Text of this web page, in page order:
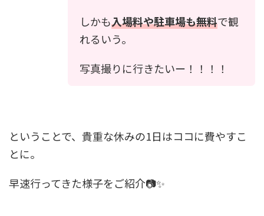
しかも入場料や駐車場も無料で観
れるいう。
写真撮りに行きたいー！！！！
ということで、貴重な休みの1日はココに費やすこ
とに。
早速行ってきた様子をご紹介📷✨